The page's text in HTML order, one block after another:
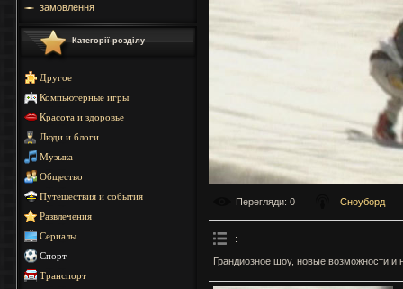
замовлення
Категорії розділу
Другое
Компьютерные игры
Красота и здоровье
Люди и блоги
Музыка
Общество
Путешествия и события
Развлечения
Сериалы
Спорт
Транспорт
Перегляди: 0 Сноуборд
:
Грандиозное шоу, новые возможности и